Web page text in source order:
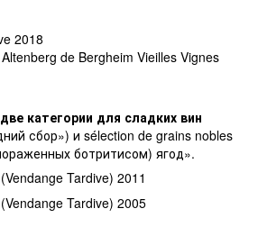
2018
de Bergheim Vieilles Vignes
две категории для сладких вин
сбор») и sélection de grains nobles
ботритисом) ягод».
Tardive) 2011
Tardive) 2005